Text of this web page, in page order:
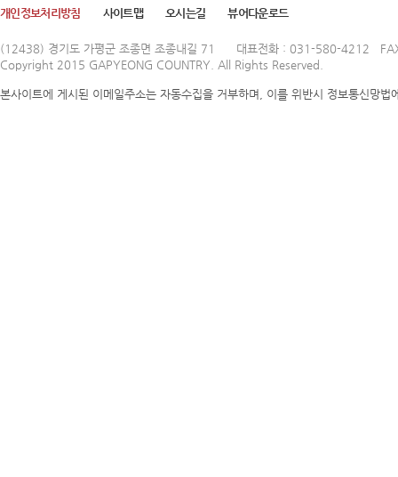
개인정보처리방침 사이트맵 오시는길 뷰어다운로드
(12438) 경기도 가평군 조종면 조종내길 71
대표전화 : 031-580-4212
Copyright 2015 GAPYEONG COUNTRY. All Rights Reserved.
본사이트에 게시된 이메일주소는 자동수집을 거부하며, 이를 위반시 정보통신망법